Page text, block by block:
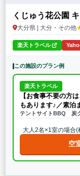
くじゅう花公園
大分県 | 大分・その他
楽天トラベル
この施設のプラン例
楽天トラベル
【お食事不要の方
もあります♪／素泊
テントサイトBBQ 炭
大人2名×1室の場合(
空